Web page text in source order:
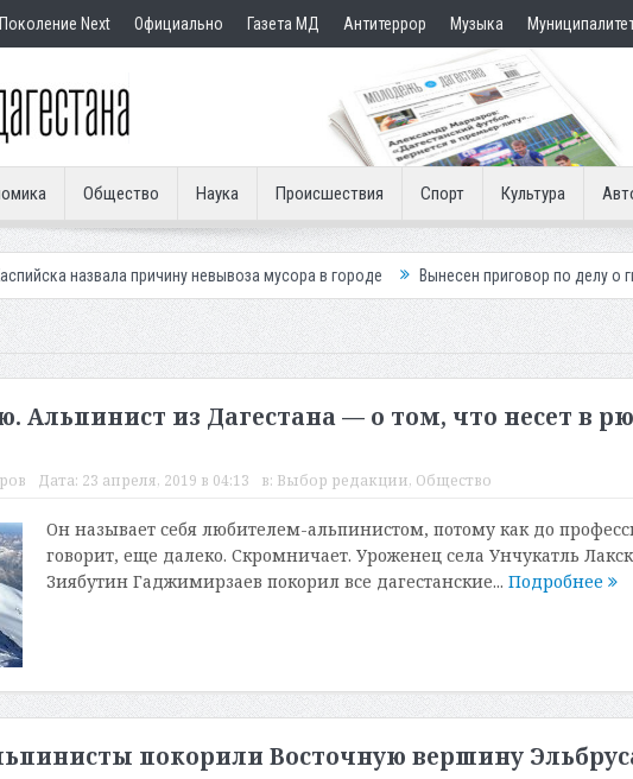
Поколение Next Официально Газета МД Антитеррор Музыка
Общество Наука Происшествия Спорт Культура
причину невывоза мусора в городе Вынесен приговор по делу о гибели
Альпинист из Дагестана — о том, что несет в
Дата: 23 апреля, 2019 в 04:13 в: Выбор редакции, Общество
Он называет себя любителем-альпинистом, потому как до
говорит, еще далеко. Скромничает. Уроженец села Унчукатль
Зиябутин Гаджимирзаев покорил все дагестанские... Подробнее
покорили Восточную вершину